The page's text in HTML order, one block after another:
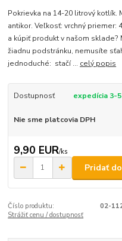
Pokrievka na 14-20 litrový kotlík.
antikor. Veľkosť: vrchný
a kúpiť produkt v našom
žiadnu podstránku, nemusíte
jednoduché: stačí ... celý popis
Dostupnosť expedícia 3-
Nie sme platcovia DPH
9,90 EUR/ks
Pridať
Číslo produktu:
02-
Strážiť cenu / dostupnosť